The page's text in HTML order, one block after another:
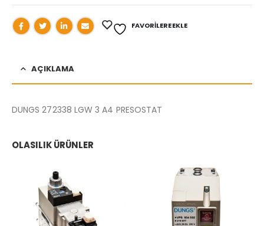
FAVORILERE EKLE
AÇIKLAMA
DUNGS 272338 LGW 3 A4 PRESOSTAT
OLASILIK ÜRÜNLER